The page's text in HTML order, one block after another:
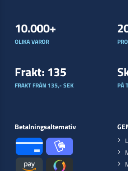
10.000+
OLIKA VAROR
Frakt: 135
FRAKT FRÅN 135,- SEK PÅ
Betalningsalternativ